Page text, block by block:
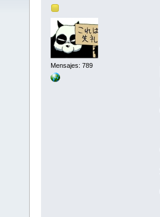
Mensajes: 789